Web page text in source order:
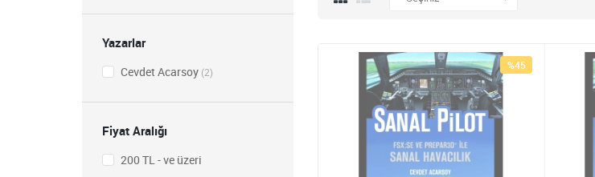
Yazarlar
Cevdet Acarsoy (2)
Fiyat Aralığı
200 TL - ve üzeri
723,60
STEM ÖĞRETMEN
%45